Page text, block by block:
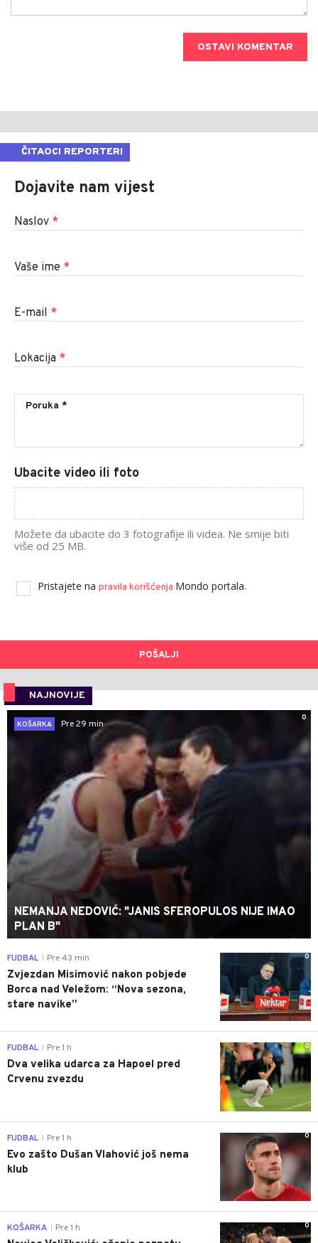
OSTAVI KOMENTAR
ČITAOCI REPORTERI
Dojavite nam vijest
Naslov *
Vaše ime *
E-mail *
Lokacija *
Ubacite video ili foto
Možete da ubacite do 3 fotografije ili videa. Ne smije biti
više od 25 MB.
Pristajete na pravila korišćenja Mondo portala.
POŠALJI
NAJNOVIJE
0
KOŠARKA
Pre 29 min
NEMANJA NEDOVIĆ: "JANIS SFEROPULOS NIJE IMAO
PLAN B"
0
FUDBAL Pre 43 min
Zvjezdan Misimović nakon pobjede
Borca nad Veležom: “Nova sezona,
stare navike”
0
FUDBAL Pre 1 h
Dva velika udarca za Hapoel pred
Crvenu zvezdu
0
FUDBAL Pre 1 h
Evo zašto Dušan Vlahović još nema
klub
0
KOŠARKA Pre 1 h